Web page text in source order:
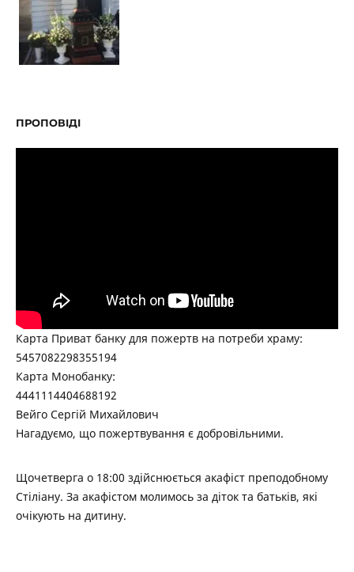
ПРОПОВІДІ
Карта Приват банку для пожертв на потреби храму:
5457082298355194
Карта Монобанку:
4441114404688192
Вейго Сергій Михайлович
Нагадуємо, що пожертвування є добровільними.
Щочетверга о 18:00 здійснюється акафіст преподобному
Стіліану. За акафістом молимось за діток та батьків, які
очікують на дитину.